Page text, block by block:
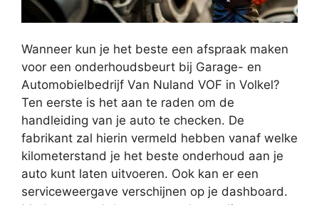
Wanneer kun je het beste een afspraak maken
voor een onderhoudsbeurt bij Garage- en
Automobielbedrijf Van Nuland VOF in Volkel?
Ten eerste is het aan te raden om de
handleiding van je auto te checken. De
fabrikant zal hierin vermeld hebben vanaf welke
kilometerstand je het beste onderhoud aan je
auto kunt laten uitvoeren. Ook kan er een
serviceweergave verschijnen op je dashboard.